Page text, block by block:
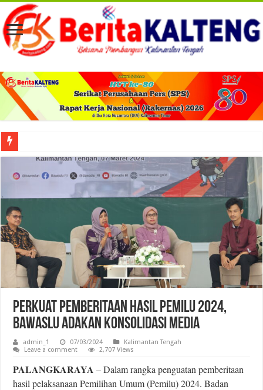
Viral! Selama Dua Bulan Lebih Siltap Serta Tunjangan Pemdes dan BPD di
Perkuat Pemberitaan Hasil Pemilu 2024,
Bawaslu Adakan Konsolidasi Media
admin_1 07/03/2024
Kalimantan Tengah
Leave a comment
2,707 Views
PALANGKARAYA – Dalam rangka penguatan pemberitaan
hasil pelaksanaan Pemilihan Umum (Pemilu) 2024. Badan